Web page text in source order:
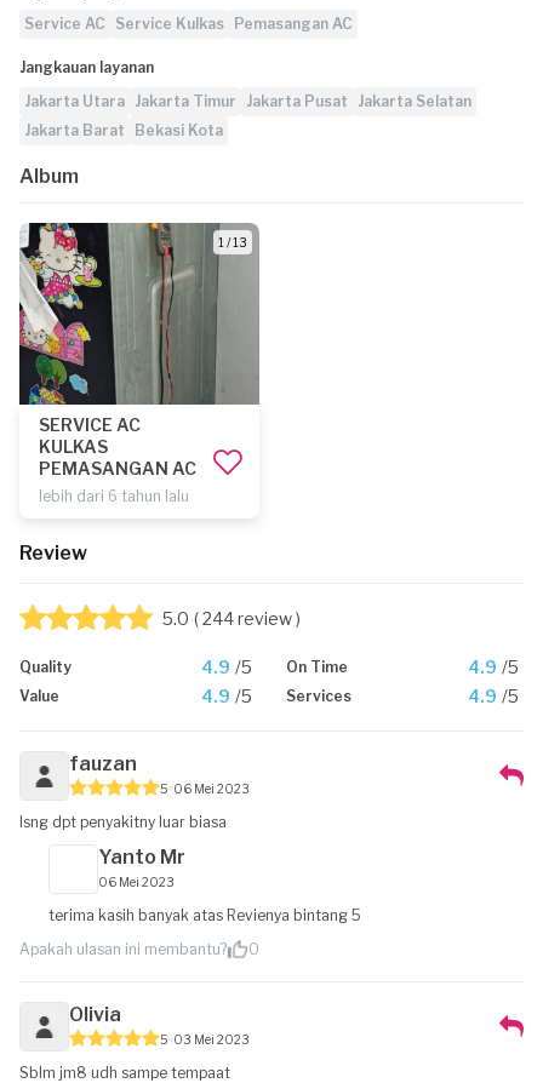
Service AC
Service Kulkas Pemasangan AC
Jangkauan layanan
Jakarta Utara Jakarta Timur Jakarta Pusat
Jakarta Selatan
Jakarta Barat
Bekasi Kota
Album
1 / 13
SERVICE AC
KULKAS
PEMASANGAN AC
lebih dari 6 tahun lalu
Review
5.0 ( 244 review )
Quality 4.9 /5 On Time 4.9 /5
Value 4.9 /5 Services 4.9 /5
fauzan
5 06 Mei 2023
lsng dpt penyakitny luar biasa
Yanto Mr
06 Mei 2023
terima kasih banyak atas Revienya bintang 5
Apakah ulasan ini membantu?
0
Olivia
5 03 Mei 2023
Sblm jm8 udh sampe tempaat